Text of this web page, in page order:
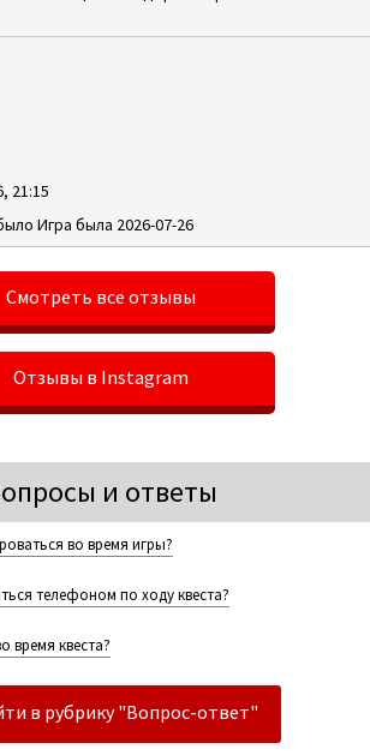
21:15
Игра была 2026-07-26
Смотреть все отзывы
Отзывы в Instagram
и ответы
во время игры?
телефоном по ходу квеста?
время квеста?
в рубрику "Вопрос-ответ"